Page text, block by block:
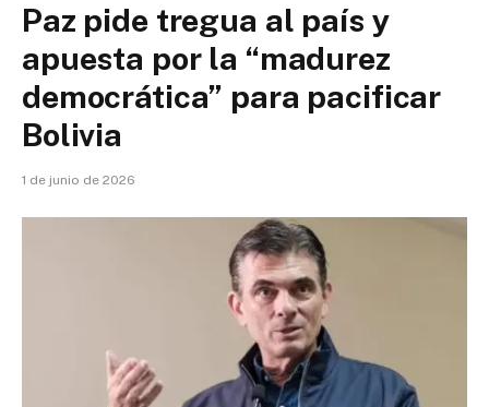
Paz pide tregua al país y
apuesta por la “madurez
democrática” para pacificar
Bolivia
1 de junio de 2026